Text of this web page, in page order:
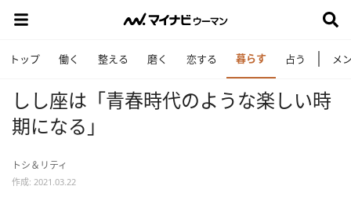
トップ 働く 整える 磨く 恋する 暮らす 占う メ
しし座は「青春時代のような楽しい時
期になる」
トシ＆リティ
作成: 2021.03.22